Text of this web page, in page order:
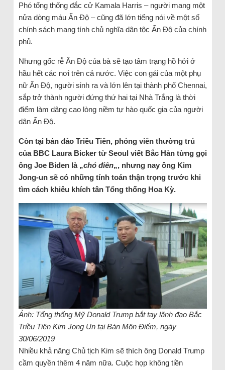
Phó tổng thống đắc cử Kamala Harris – người mang một
nửa dòng máu Ấn Độ – cũng đã lớn tiếng nói về một số
chính sách mang tính chủ nghĩa dân tộc Ấn Độ của chính
phủ.
Nhưng gốc rễ Ấn Độ của bà sẽ tạo tâm trạng hồ hởi ở
hầu hết các nơi trên cả nước. Việc con gái của một phụ
nữ Ấn Độ, người sinh ra và lớn lên tại thành phố Chennai,
sắp trở thành người đứng thứ hai tại Nhà Trắng là thời
điểm làm dâng cao lòng niềm tự hào quốc gia của người
dân Ấn Độ.
Còn tại bán đảo Triều Tiên, phóng viên thường trú
của BBC Laura Bicker từ Seoul viết Bắc Hàn từng gọi
ông Joe Biden là „chó điên„, nhưng nay ông Kim
Jong-un sẽ có những tính toán thận trọng trước khi
tìm cách khiêu khích tân Tổng thống Hoa Kỳ.
Ảnh: Tổng thống Mỹ Donald Trump bắt tay lãnh đạo Bắc
Triều Tiên Kim Jong Un tại Bàn Môn Điếm, ngày
30/06/2019
Nhiều khả năng Chủ tịch Kim sẽ thích ông Donald Trump
cầm quyền thêm 4 năm nữa. Cuộc họp không tiền